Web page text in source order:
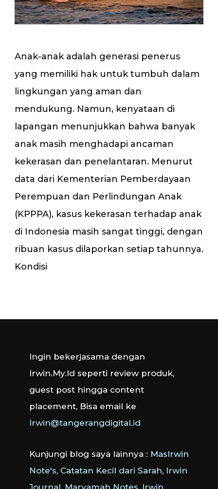
Anak-anak adalah generasi penerus
yang memiliki hak untuk tumbuh dalam
lingkungan yang aman dan
mendukung. Namun, kenyataan di
lapangan menunjukkan bahwa banyak
anak masih menghadapi ancaman
kekerasan dan penelantaran. Menurut
data dari Kementerian Pemberdayaan
Perempuan dan Perlindungan Anak
(KPPPA), kasus kekerasan terhadap anak
di Indonesia masih sangat tinggi, dengan
ribuan kasus dilaporkan setiap tahunnya.
Kondisi
Ingin bekerjasama dengan
Irwin.My.Id seperti review produk,
guest post hingga content
placement, Bisa email ke
Irwin@tangerangdigital.id
Kunjungi blog saya lainnya : MasIrwin
Note's, Catatan Kecil dari Sarah, Irwin
Journal Maryamah Notes Irwin